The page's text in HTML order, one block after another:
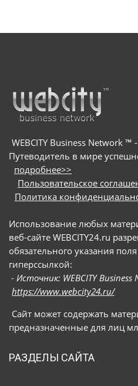
WEBCITY Business Network
Путеводитель в мире
подробнее>>
Пользовательское
Политика
Использование любых
веб-сайте WEBCITY24.ru
обязательного указания
гиперссылкой:
- Источник: WEBCITY Business
https://www.webcity24.ru/
Сайт может содержать
предназначенные для лиц
РАЗДЕЛЫ САЙТА